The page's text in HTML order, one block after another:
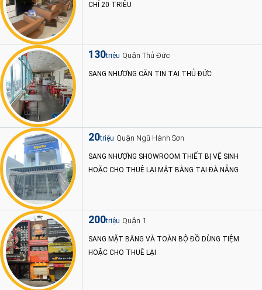
CHỈ 20 TRIỆU
130triệu Quận Thủ Đức
SANG NHƯỢNG CĂN TIN TẠI THỦ ĐỨC
20triệu Quận Ngũ Hành Sơn
SANG NHƯỢNG SHOWROOM THIẾT BỊ VỆ SINH
HOẶC CHO THUÊ LẠI MẶT BẰNG TẠI ĐÀ NẴNG
200triệu Quận 1
SANG MẶT BẰNG VÀ TOÀN BỘ ĐỒ DÙNG TIỆM
HOẶC CHO THUÊ LẠI